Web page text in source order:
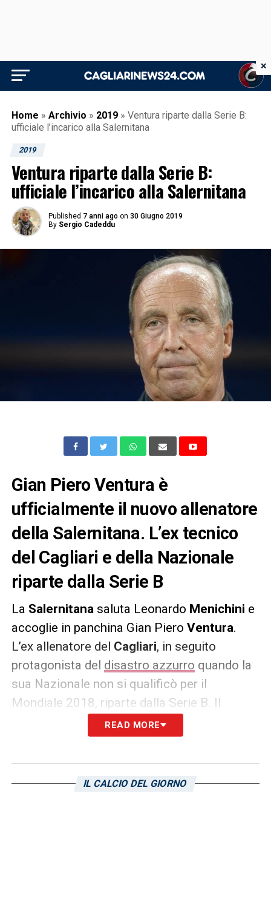
Home » Archivio » 2019 » Ventura riparte dalla Serie B:
ufficiale l’incarico alla Salernitana
2019
Ventura riparte dalla Serie B:
ufficiale l’incarico alla Salernitana
Published 7 anni ago on 30 Giugno 2019
By Sergio Cadeddu
Gian Piero Ventura è
ufficialmente il nuovo allenatore
della Salernitana. L’ex tecnico
del Cagliari e della Nazionale
riparte dalla Serie B
La Salernitana saluta Leonardo Menichini e
accoglie in panchina Gian Piero Ventura.
L’ex allenatore del Cagliari, in seguito
protagonista del disastro azzurro quando la
sua Nazionale non si qualificò per il
Mondiale 2018, riparte dalla Serie B. Il
tecnico genovese avevaprovato a rimettersi
lo scorso anno sulla panchina del
però le dimissioni dopo una manciata di
READ MORE
IL CALCIO DEL GIORNO
×